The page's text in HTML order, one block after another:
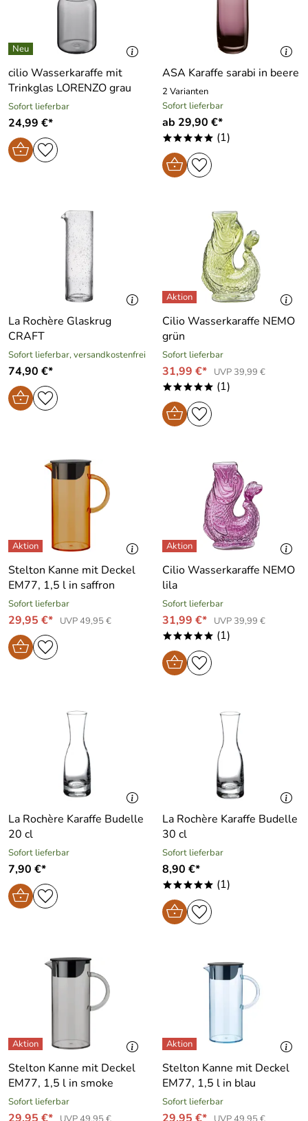
cilio Wasserkaraffe mit
Trinkglas LORENZO grau
Sofort lieferbar
24,99 €*
ASA Karaffe sarabi in beere
2 Varianten
Sofort lieferbar
ab 29,90 €*
***** (1)
La Rochère Glaskrug
CRAFT
Sofort lieferbar, versandkostenfrei
74,90 €*
Cilio Wasserkaraffe NEMO
grün
Sofort lieferbar
31,99 €* UVP 39,99 €
***** (1)
Stelton Kanne mit Deckel
EM77, 1,5 l in saffron
Sofort lieferbar
29,95 €* UVP 49,95 €
Cilio Wasserkaraffe NEMO
lila
Sofort lieferbar
31,99 €* UVP 39,99 €
***** (1)
La Rochère Karaffe Budelle
20 cl
Sofort lieferbar
7,90 €*
La Rochère Karaffe Budelle
30 cl
Sofort lieferbar
8,90 €*
***** (1)
Stelton Kanne mit Deckel
EM77, 1,5 l in smoke
Sofort lieferbar
Stelton Kanne mit Deckel
EM77, 1,5 l in blau
Sofort lieferbar